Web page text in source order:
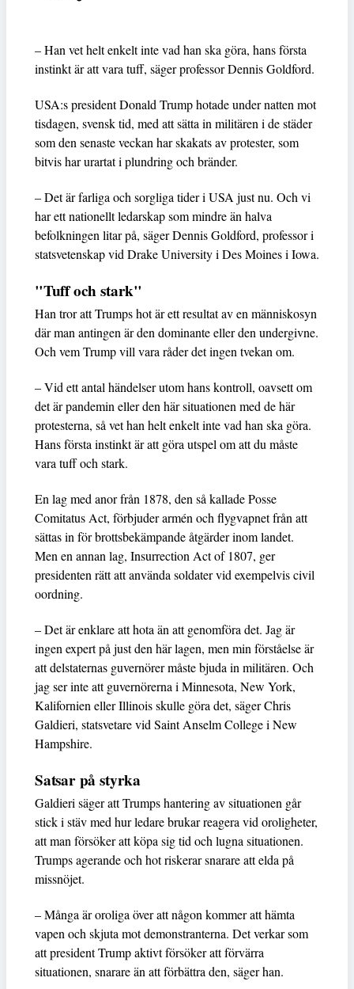
– Han vet helt enkelt inte vad han ska göra, hans första
instinkt är att vara tuff, säger professor Dennis Goldford.
USA:s president Donald Trump hotade under natten mot
tisdagen, svensk tid, med att sätta in militären i de städer
som den senaste veckan har skakats av protester, som
bitvis har urartat i plundring och bränder.
– Det är farliga och sorgliga tider i USA just nu. Och vi
har ett nationellt ledarskap som mindre än halva
befolkningen litar på, säger Dennis Goldford, professor i
statsvetenskap vid Drake University i Des Moines i Iowa.
"Tuff och stark"
Han tror att Trumps hot är ett resultat av en människosyn
där man antingen är den dominante eller den undergivne.
Och vem Trump vill vara råder det ingen tvekan om.
– Vid ett antal händelser utom hans kontroll, oavsett om
det är pandemin eller den här situationen med de här
protesterna, så vet han helt enkelt inte vad han ska göra.
Hans första instinkt är att göra utspel om att du måste
vara tuff och stark.
En lag med anor från 1878, den så kallade Posse
Comitatus Act, förbjuder armén och flygvapnet från att
sättas in för brottsbekämpande åtgärder inom landet.
Men en annan lag, Insurrection Act of 1807, ger
presidenten rätt att använda soldater vid exempelvis civil
oordning.
– Det är enklare att hota än att genomföra det. Jag är
ingen expert på just den här lagen, men min förståelse är
att delstaternas guvernörer måste bjuda in militären. Och
jag ser inte att guvernörerna i Minnesota, New York,
Kalifornien eller Illinois skulle göra det, säger Chris
Galdieri, statsvetare vid Saint Anselm College i New
Hampshire.
Satsar på styrka
Galdieri säger att Trumps hantering av situationen går
stick i stäv med hur ledare brukar reagera vid oroligheter,
att man försöker att köpa sig tid och lugna situationen.
Trumps agerande och hot riskerar snarare att elda på
missnöjet.
– Många är oroliga över att någon kommer att hämta
vapen och skjuta mot demonstranterna. Det verkar som
att president Trump aktivt försöker att förvärra
situationen, snarare än att förbättra den, säger han.